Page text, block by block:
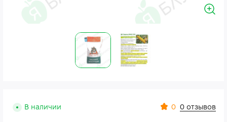
В наличии 0 0 отзывов